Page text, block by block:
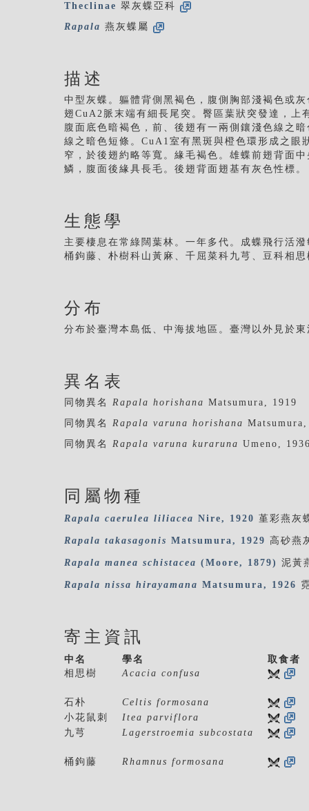
Theclinae 翠灰蝶亞科
Rapala 燕灰蝶屬
描述
中型灰蝶。軀體背側黑褐色，腹側胸部淺褐色或
翅CuA2脈末端有細長尾突。臀區葉狀突發達，
腹面底色暗褐色，前、後翅有一兩側鑲淺色線之
線之暗色短條。CuA1室有黑斑與橙色環形成之
窄，於後翅約略等寬。緣毛褐色。雄蝶前翅背面
鱗，腹面後緣具長毛。後翅背面翅基有灰色性標。
生態學
主要棲息在常綠闊葉林。一年多代。成蝶飛行活
桶鉤藤、朴樹科山黃麻、千屈菜科九芎、豆科相
分布
分布於臺灣本島低、中海拔地區。臺灣以外見於
異名表
同物異名 Rapala horishana Matsumura, 1919
同物異名 Rapala varuna horishana
同物異名 Rapala varuna kuraruna Umeno,
同屬物種
Rapala caerulea liliacea Nire, 1920 堇彩燕灰
Rapala takasagonis Matsumura, 1929 高砂燕
Rapala manea schistacea (Moore, 1879) 泥黃
Rapala nissa hirayamana Matsumura, 1926
寄主資訊
中名 學名 取食者
相思樹 Acacia confusa
石朴
Celtis formosana
小花鼠刺
Itea parviflora
九芎
Lagerstroemia subcostata
桶鉤藤 Rhamnus formosana